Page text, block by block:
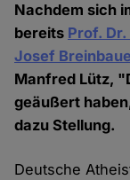
Nachdem sich
bereits Prof.
Josef
Manfred Lütz,
geäußert
dazu Stellung.
Deutsche